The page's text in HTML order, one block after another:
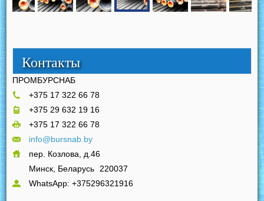
Контакты
ПРОМБУРСНАБ
+375 17 322 66 78
+375 29 632 19 16
+375 17 322 66 78
info@bursnab.by
пер. Козлова, д.46
Минск, Беларусь
220037
WhatsApp: +375296321916